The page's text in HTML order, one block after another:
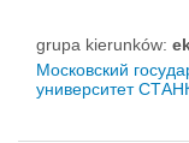
grupa kierunków:
Московский
университет